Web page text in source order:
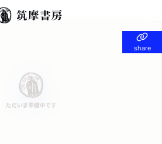
share
share